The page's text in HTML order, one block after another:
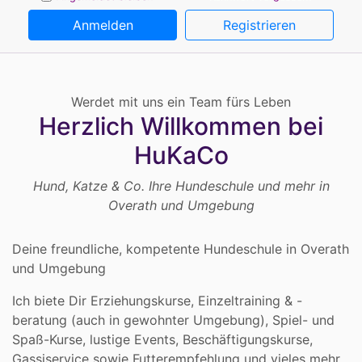
Anmelden Registrieren
Werdet mit uns ein Team fürs Leben
Herzlich Willkommen bei
HuKaCo
Hund, Katze & Co. Ihre Hundeschule und mehr in
Overath und Umgebung
Deine freundliche, kompetente Hundeschule in Overath
und Umgebung
Ich biete Dir Erziehungskurse, Einzeltraining & -
beratung (auch in gewohnter Umgebung), Spiel- und
Spaß-Kurse, lustige Events, Beschäftigungskurse,